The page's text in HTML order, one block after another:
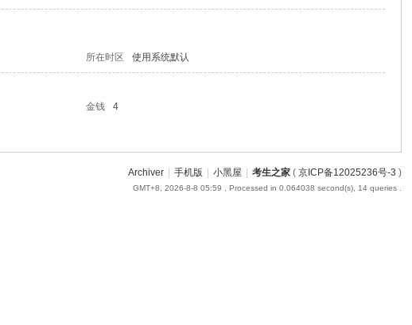
所在时区 使用系统默认
金钱
4
Archiver 手机版 小黑屋 考生之家( 京ICP备12025236号-3 )
GMT+8, 2026-8-8 05:59 , Processed in 0.064038 second(s), 14 queries .